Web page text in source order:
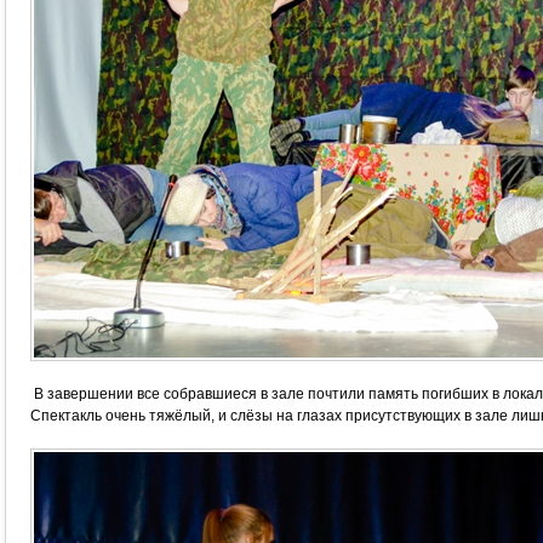
В завершении все собравшиеся в зале почтили память погибших в
Спектакль очень тяжёлый, и слёзы на глазах присутствующих в зале